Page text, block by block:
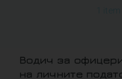
Водич за
на личните